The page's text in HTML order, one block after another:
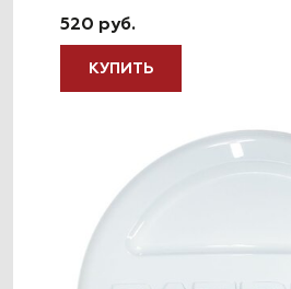
520 руб.
КУПИТЬ